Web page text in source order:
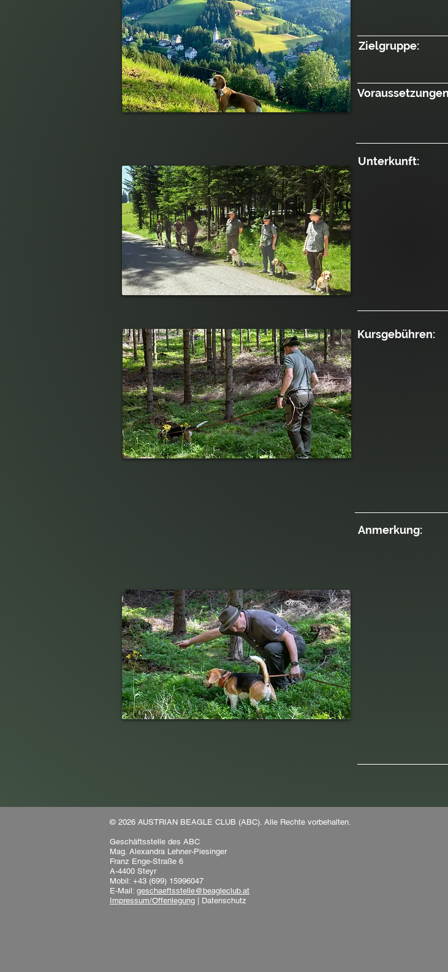
Zielgruppe:
Unterkunft:
Kursgebühren:
Anmerkung:
© 2026 AUSTRIAN BEAGLE CLUB (ABC). Alle Rechte vorbehalten.
Geschäftsstelle des ABC
Mag. Alexandra Lehner-Piesinger
Franz Enge-Straße 6
A-4400 Steyr
Mobil: +43 (699) 15996047
E-Mail: geschaeftsstelle@beagleclub.at
Impressum/Offenlegung
Datenschutz